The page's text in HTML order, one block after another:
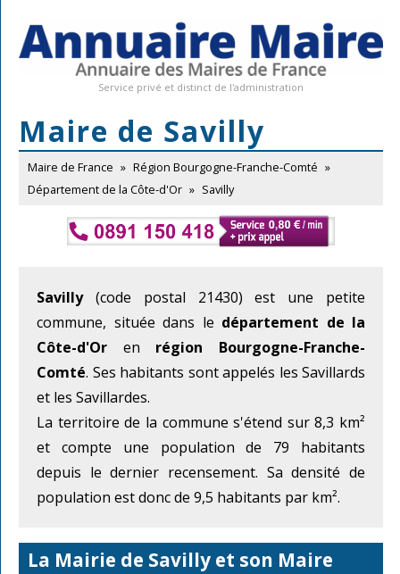
Service privé et distinct de l'administration
Maire de Savilly
Maire de France » Région Bourgogne-Franche-Comté »
Département de la Côte-d'Or » Savilly
Savilly(code postal 21430) est une petite
commune, située dans le département de la
Côte-d'Or en région Bourgogne-Franche-
Comté. Ses habitants sont appelés les Savillards
et les Savillardes.
La territoire de la commune s'étend sur 8,3 km²
et compte une population de 79 habitants
depuis le dernier recensement. Sa densité de
population est donc de 9,5 habitants par km².
La Mairie de Savilly et son Maire